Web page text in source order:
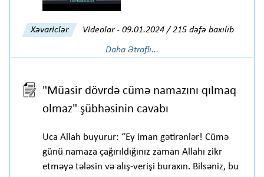
Xəvariclər Videolar- 09.01.2024 / 215 dəfə baxılıb
Daha Ətraflı...
"Müasir dövrdə cümə namazını qılmaq
olmaz" şübhəsinin cavabı
Uca Allah buyurur: “Ey iman gətirənlər! Cümə
günü namaza çağırıldığınız zaman Allahı zikr
etməyə tələsin və alış-verişi buraxın. Bilsəniz, bu